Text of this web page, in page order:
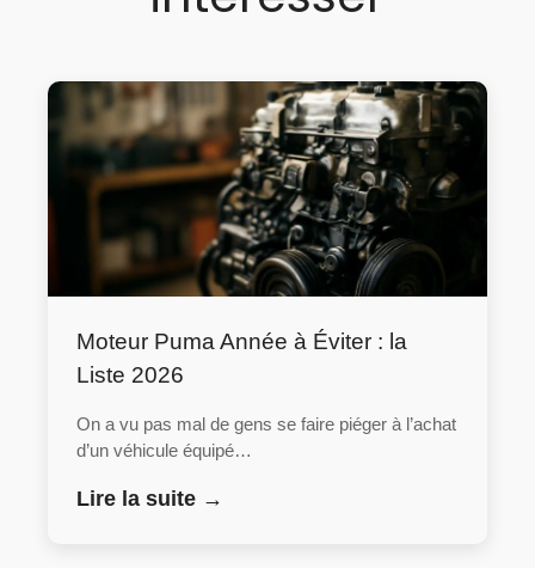
Moteur Puma Année à Éviter : la
Liste 2026
On a vu pas mal de gens se faire piéger à l’achat
d’un véhicule équipé…
Lire la suite →